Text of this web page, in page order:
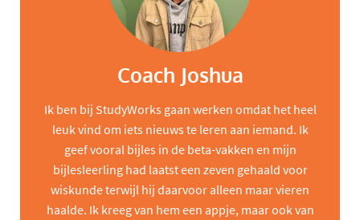
Coach Joshua
Ik ben bij StudyWorks gaan werken omdat het heel
leuk vind om iets nieuws te leren aan iemand. Ik
geef vooral bijles in de beta-vakken en mijn
bijlesleerling had laatst een zeven gehaald voor
wiskunde terwijl hij daarvoor alleen maar vieren
haalde. Ik kreeg van hem een appje, maar ook van